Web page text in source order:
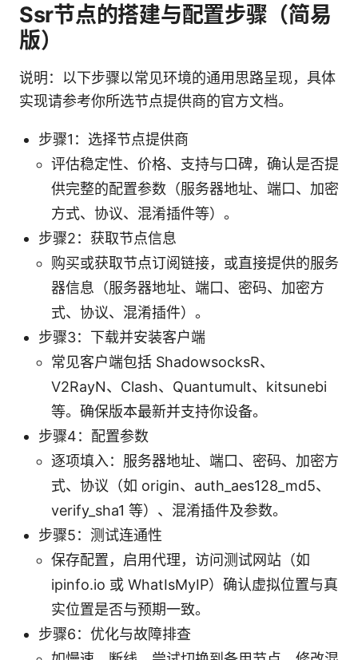
Ssr节点的搭建与配置步骤（简易
版）
说明：以下步骤以常见环境的通用思路呈现，具体
实现请参考你所选节点提供商的官方文档。
步骤1：选择节点提供商
评估稳定性、价格、支持与口碑，确认是否提
供完整的配置参数（服务器地址、端口、加密
方式、协议、混淆插件等）。
步骤2：获取节点信息
购买或获取节点订阅链接，或直接提供的服务
器信息（服务器地址、端口、密码、加密方
式、协议、混淆插件）。
步骤3：下载并安装客户端
常见客户端包括 ShadowsocksR、
V2RayN、Clash、Quantumult、kitsunebi
等。确保版本最新并支持你设备。
步骤4：配置参数
逐项填入：服务器地址、端口、密码、加密方
式、协议（如 origin、auth_aes128_md5、
verify_sha1 等）、混淆插件及参数。
步骤5：测试连通性
保存配置，启用代理，访问测试网站（如
ipinfo.io 或 WhatIsMyIP）确认虚拟位置与真
实位置是否与预期一致。
步骤6：优化与故障排查